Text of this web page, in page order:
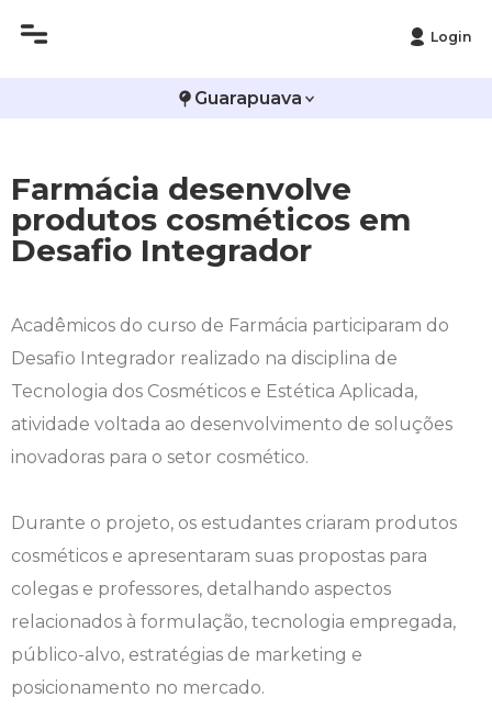
Login
Guarapuava
Farmácia desenvolve
produtos cosméticos em
Desafio Integrador
Acadêmicos do curso de Farmácia participaram do
Desafio Integrador realizado na disciplina de
Tecnologia dos Cosméticos e Estética Aplicada,
atividade voltada ao desenvolvimento de soluções
inovadoras para o setor cosmético.
Durante o projeto, os estudantes criaram produtos
cosméticos e apresentaram suas propostas para
colegas e professores, detalhando aspectos
relacionados à formulação, tecnologia empregada,
público-alvo, estratégias de marketing e
posicionamento no mercado.
Infraestrutura
Editais
Biomedicina
Ciências Contábeis
Enfermagem
Engenharia Agronômica
Engenharia de Software
Engenharia Elétrica
Engenharia Mecânica
Farmácia
Atividades Complementares e Sociais
Biblioteca
Calendário de Provas
Carteirinha de Estudante
Ensalamento
Horário de Aulas
Manual do Acadêmico
Manual de Formatura
CPA
COLAP
Comitê de Ética em Pesquisa
Diploma Digital
Editais
Extensão
Infocampo
Intercampo